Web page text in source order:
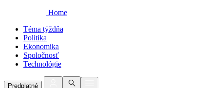
Home
Téma týždňa
Politika
Ekonomika
Spoločnosť
Technológie
Predplatné